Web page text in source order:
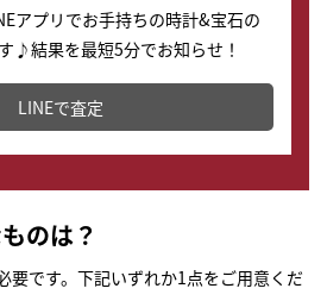
アプリでお手持ちの時計&宝石の
♪結果を最短5分でお知らせ！
定金額を知ることが出来ます。
LINEで査定
のは？
要です。下記いずれか1点をご用意くだ